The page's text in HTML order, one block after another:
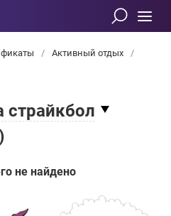
/ Активный отдых
/
страйкбол
не найдено